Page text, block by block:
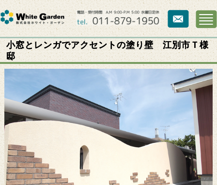
小窓とレンガでアクセントの塗り壁 江別市Ｔ様
邸